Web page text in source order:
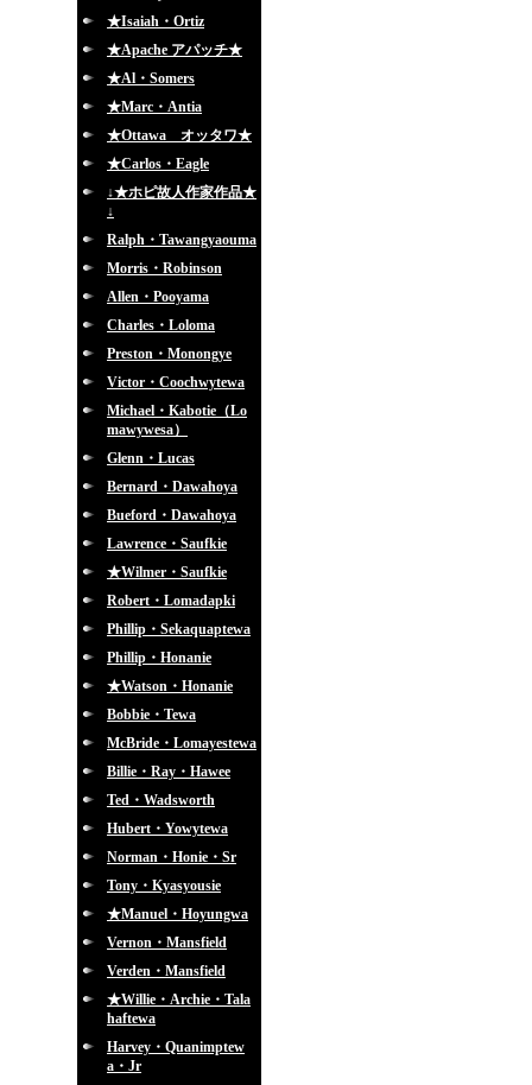
★Isaiah・Ortiz
★Apache アパッチ★
★Al・Somers
★Marc・Antia
★Ottawa オッタワ★
★Carlos・Eagle
↓★ホピ故人作家作品★
↓
Ralph・Tawangyaouma
Morris・Robinson
Allen・Pooyama
Charles・Loloma
Preston・Monongye
Victor・Coochwytewa
Michael・Kabotie（Lo
mawywesa）
Glenn・Lucas
Bernard・Dawahoya
Bueford・Dawahoya
Lawrence・Saufkie
★Wilmer・Saufkie
Robert・Lomadapki
Phillip・Sekaquaptewa
Phillip・Honanie
★Watson・Honanie
Bobbie・Tewa
McBride・Lomayestewa
Billie・Ray・Hawee
Ted・Wadsworth
Hubert・Yowytewa
Norman・Honie・Sr
Tony・Kyasyousie
★Manuel・Hoyungwa
Vernon・Mansfield
Verden・Mansfield
★Willie・Archie・Tala
haftewa
Harvey・Quanimptew
a・Jr